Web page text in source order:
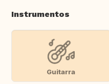
Instrumentos
Guitarra